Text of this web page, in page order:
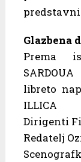
Glazbena
Prema
SARDOUA
libreto
ILLICA
Dirigenti
Redatelj